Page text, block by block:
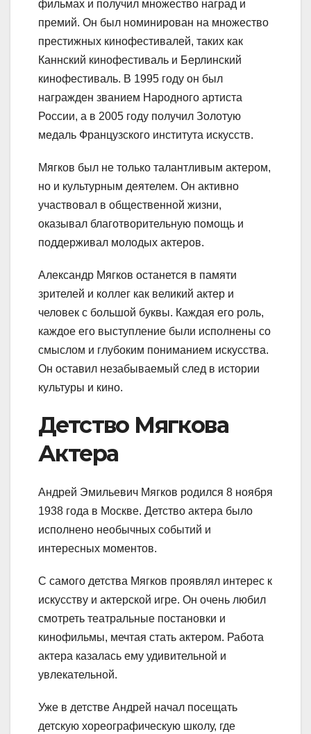
фильмах и получил множество наград и
премий. Он был номинирован на множество
престижных кинофестивалей, таких как
Каннский кинофестиваль и Берлинский
кинофестиваль. В 1995 году он был
награжден званием Народного артиста
России, а в 2005 году получил Золотую
медаль Французского института искусств.
Мягков был не только талантливым актером,
но и культурным деятелем. Он активно
участвовал в общественной жизни,
оказывал благотворительную помощь и
поддерживал молодых актеров.
Александр Мягков останется в памяти
зрителей и коллег как великий актер и
человек с большой буквы. Каждая его роль,
каждое его выступление были исполнены со
смыслом и глубоким пониманием искусства.
Он оставил незабываемый след в истории
культуры и кино.
Детство Мягкова
Актера
Андрей Эмильевич Мягков родился 8 ноября
1938 года в Москве. Детство актера было
исполнено необычных событий и
интересных моментов.
С самого детства Мягков проявлял интерес к
искусству и актерской игре. Он очень любил
смотреть театральные постановки и
кинофильмы, мечтая стать актером. Работа
актера казалась ему удивительной и
увлекательной.
Уже в детстве Андрей начал посещать
детскую хореографическую школу, где